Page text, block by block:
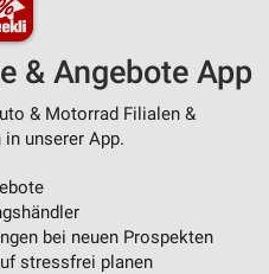
& Angebote App
& Motorrad Filialen &
unserer App.
bei neuen Prospekten
stressfrei planen